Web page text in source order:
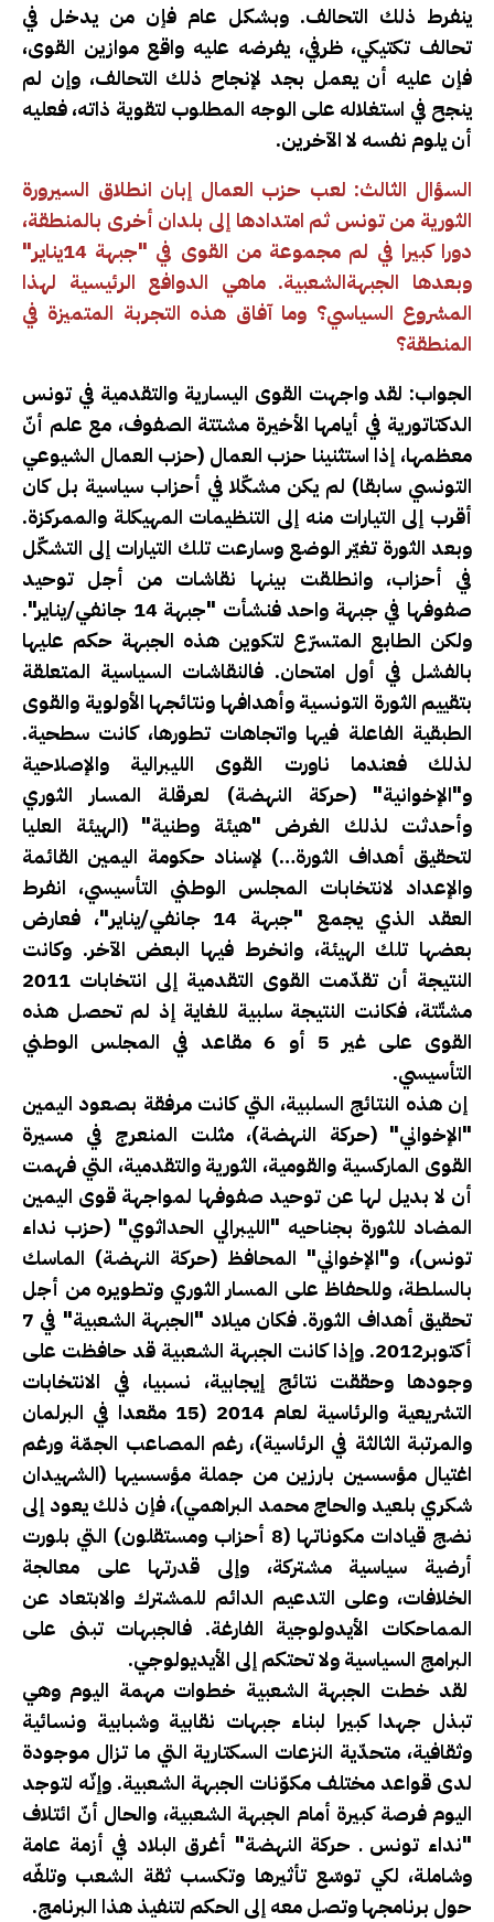
ينفرط ذلك التحالف. وبشكل عام فإن من يدخل في
تحالف تكتيكي، ظرفي، يفرضه عليه واقع موازين القوى،
فإن عليه أن يعمل بجد لإنجاح ذلك التحالف، وإن لم
ينجح في استغلاله على الوجه المطلوب لتقوية ذاته، فعليه
أن يلوم نفسه لا الآخرين.
السؤال الثالث: لعب حزب العمال إبان انطلاق السيرورة
الثورية من تونس ثم امتدادها إلى بلدان أخرى بالمنطقة،
دورا كبيرا في لم مجموعة من القوى في "جبهة 14يناير"
وبعدها الجبهةالشعبية. ماهي الدوافع الرئيسية لهذا
المشروع السياسي؟ وما آفاق هذه التجربة المتميزة في
المنطقة؟
الجواب: لقد واجهت القوى اليسارية والتقدمية في تونس
الدكتاتورية في أيامها الأخيرة مشتتة الصفوف، مع علم أنّ
معظمها، إذا استثنينا حزب العمال (حزب العمال الشيوعي
التونسي سابقا) لم يكن مشكّلا في أحزاب سياسية بل كان
أقرب إلى التيارات منه إلى التنظيمات المهيكلة والممركزة.
وبعد الثورة تغيّر الوضع وسارعت تلك التيارات إلى التشكّل
في أحزاب، وانطلقت بينها نقاشات من أجل توحيد
صفوفها في جبهة واحد فنشأت "جبهة 14 جانفي/يناير".
ولكن الطابع المتسرّع لتكوين هذه الجبهة حكم عليها
بالفشل في أول امتحان. فالنقاشات السياسية المتعلقة
بتقييم الثورة التونسية وأهدافها ونتائجها الأولوية والقوى
الطبقية الفاعلة فيها واتجاهات تطورها، كانت سطحية.
لذلك فعندما ناورت القوى الليبرالية والإصلاحية
و"الإخوانية" (حركة النهضة) لعرقلة المسار الثوري
وأحدثت لذلك الغرض "هيئة وطنية" (الهيئة العليا
لتحقيق أهداف الثورة…) لإسناد حكومة اليمين القائمة
والإعداد لانتخابات المجلس الوطني التأسيسي، انفرط
العقد الذي يجمع "جبهة 14 جانفي/يناير"، فعارض
بعضها تلك الهيئة، وانخرط فيها البعض الآخر. وكانت
النتيجة أن تقدّمت القوى التقدمية إلى انتخابات 2011
مشتّتة، فكانت النتيجة سلبية للغاية إذ لم تحصل هذه
القوى على غير 5 أو 6 مقاعد في المجلس الوطني
التأسيسي.
إن هذه النتائج السلبية، التي كانت مرفقة بصعود اليمين
"الإخواني" (حركة النهضة)، مثلت المنعرج في مسيرة
القوى الماركسية والقومية، الثورية والتقدمية، التي فهمت
أن لا بديل لها عن توحيد صفوفها لمواجهة قوى اليمين
المضاد للثورة بجناحيه "الليبرالي الحداثوي" (حزب نداء
تونس)، و"الإخواني" المحافظ (حركة النهضة) الماسك
بالسلطة، وللحفاظ على المسار الثوري وتطويره من أجل
تحقيق أهداف الثورة. فكان ميلاد "الجبهة الشعبية" في 7
أكتوبر2012. وإذا كانت الجبهة الشعبية قد حافظت على
وجودها وحققت نتائج إيجابية، نسبيا، في الانتخابات
التشريعية والرئاسية لعام 2014 (15 مقعدا في البرلمان
والمرتبة الثالثة في الرئاسية)، رغم المصاعب الجمّة ورغم
اغتيال مؤسسين بارزين من جملة مؤسسيها (الشهيدان
شكري بلعيد والحاج محمد البراهمي)، فإن ذلك يعود إلى
نضج قيادات مكوناتها (8 أحزاب ومستقلون) التي بلورت
أرضية سياسية مشتركة، وإلى قدرتها على معالجة
الخلافات، وعلى التدعيم الدائم للمشترك والابتعاد عن
المماحكات الأيدولوجية الفارغة. فالجبهات تبنى على
البرامج السياسية ولا تحتكم إلى الأيديولوجي.
لقد خطت الجبهة الشعبية خطوات مهمة اليوم وهي
تبذل جهدا كبيرا لبناء جبهات نقابية وشبابية ونسائية
وثقافية، متحدّية النزعات السكتارية التي ما تزال موجودة
لدى قواعد مختلف مكوّنات الجبهة الشعبية. وإنّه لتوجد
اليوم فرصة كبيرة أمام الجبهة الشعبية، والحال أنّ ائتلاف
"نداء تونس ـ حركة النهضة" أغرق البلاد في أزمة عامة
وشاملة، لكي توسّع تأثيرها وتكسب ثقة الشعب وتلفّه
حول برنامجها وتصل معه إلى الحكم لتنفيذ هذا البرنامج.